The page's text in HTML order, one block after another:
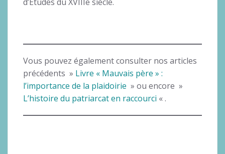
Vous pouvez également consulter nos articles
précédents » Livre « Mauvais père » :
l’importance de la plaidoirie » ou encore »
L’histoire du patriarcat en raccourci « .